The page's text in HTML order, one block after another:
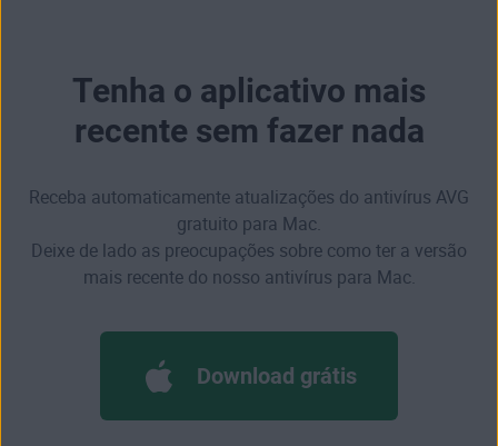
Tenha o aplicativo mais
recente sem fazer nada
Receba automaticamente atualizações do antivírus AVG
gratuito para Mac.
Deixe de lado as preocupações sobre como ter a versão
mais recente do nosso antivírus para Mac.
Download grátis